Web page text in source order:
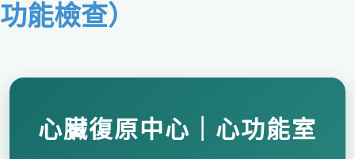
功能檢查）
心臟復原中心｜心功能室